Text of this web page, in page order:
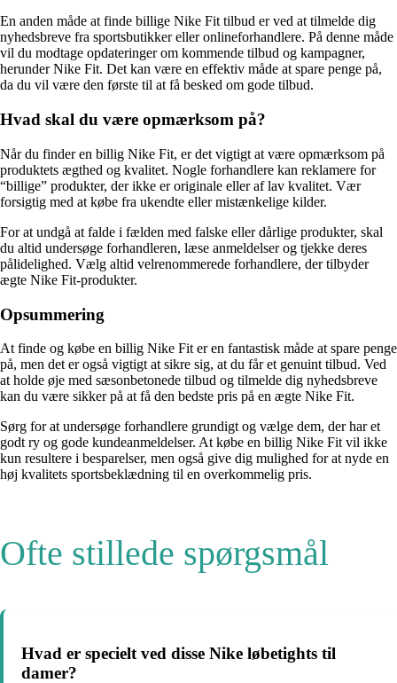
En anden måde at finde billige Nike Fit tilbud er ved at tilmelde dig
nyhedsbreve fra sportsbutikker eller onlineforhandlere. På denne måde
vil du modtage opdateringer om kommende tilbud og kampagner,
herunder Nike Fit. Det kan være en effektiv måde at spare penge på,
da du vil være den første til at få besked om gode tilbud.
Hvad skal du være opmærksom på?
Når du finder en billig Nike Fit, er det vigtigt at være opmærksom på
produktets ægthed og kvalitet. Nogle forhandlere kan reklamere for
“billige” produkter, der ikke er originale eller af lav kvalitet. Vær
forsigtig med at købe fra ukendte eller mistænkelige kilder.
For at undgå at falde i fælden med falske eller dårlige produkter, skal
du altid undersøge forhandleren, læse anmeldelser og tjekke deres
pålidelighed. Vælg altid velrenommerede forhandlere, der tilbyder
ægte Nike Fit-produkter.
Opsummering
At finde og købe en billig Nike Fit er en fantastisk måde at spare penge
på, men det er også vigtigt at sikre sig, at du får et genuint tilbud. Ved
at holde øje med sæsonbetonede tilbud og tilmelde dig nyhedsbreve
kan du være sikker på at få den bedste pris på en ægte Nike Fit.
Sørg for at undersøge forhandlere grundigt og vælge dem, der har et
godt ry og gode kundeanmeldelser. At købe en billig Nike Fit vil ikke
kun resultere i besparelser, men også give dig mulighed for at nyde en
høj kvalitets sportsbeklædning til en overkommelig pris.
Ofte stillede spørgsmål
Hvad er specielt ved disse Nike løbetights til
damer?